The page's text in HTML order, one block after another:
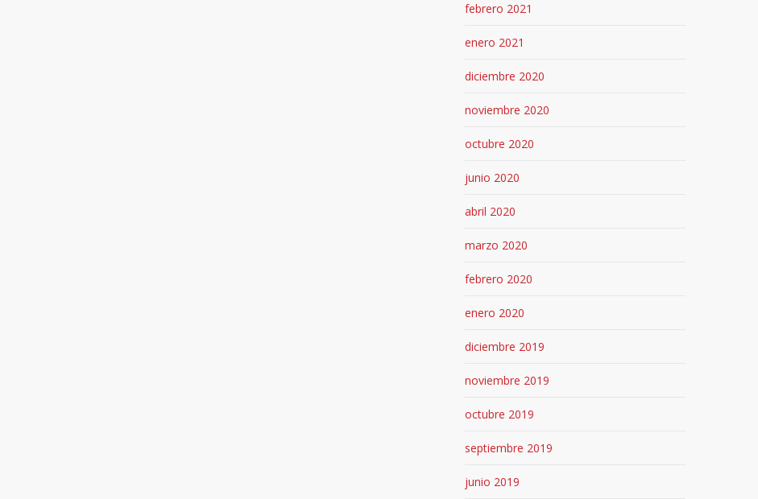
febrero 2021
enero 2021
diciembre 2020
noviembre 2020
octubre 2020
junio 2020
abril 2020
marzo 2020
febrero 2020
enero 2020
diciembre 2019
noviembre 2019
octubre 2019
septiembre 2019
junio 2019